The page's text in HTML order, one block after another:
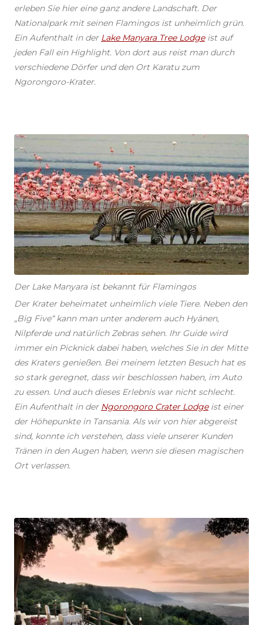
erleben Sie hier eine ganz andere Landschaft. Der
Nationalpark mit seinen Flamingos ist unheimlich grün.
Ein Aufenthalt in der Lake Manyara Tree Lodgeist auf
jeden Fall ein Highlight. Von dort aus reist man durch
verschiedene Dörfer und den Ort Karatu zum
Ngorongoro-Krater.
Der Lake Manyara ist bekannt für Flamingos
Der Krater beheimatet unheimlich viele Tiere. Neben den
„Big Five“ kann man unter anderem auch Hyänen,
Nilpferde und natürlich Zebras sehen. Ihr Guide wird
immer ein Picknick dabei haben, welches Sie in der Mitte
des Kraters genießen. Bei meinem letzten Besuch hat es
so stark geregnet, dass wir beschlossen haben, im Auto
zu essen. Und auch dieses Erlebnis war nicht schlecht.
Ein Aufenthalt in der Ngorongoro Crater Lodgeist einer
der Höhepunkte in Tansania. Als wir von hier abgereist
sind, konnte ich verstehen, dass viele unserer Kunden
Tränen in den Augen haben, wenn sie diesen magischen
Ort verlassen.